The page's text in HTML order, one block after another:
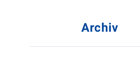
Archiv